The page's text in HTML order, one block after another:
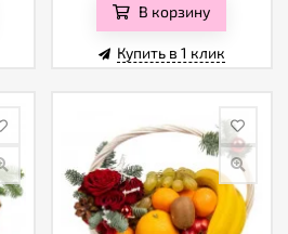
В корзину
Купить в 1 клик